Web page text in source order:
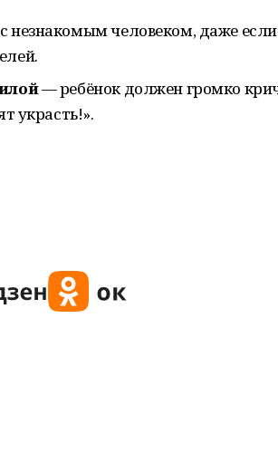
незнакомым человеком, даже
— ребёнок должен громко
украсть!».